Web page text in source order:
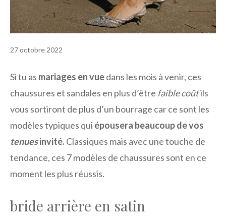
27 octobre 2022
Si tu as mariages en vuedans les mois à venir, ces
chaussures et sandales en plus d’être faible coûtils
vous sortiront de plus d’un bourrage car ce sont les
modèles typiques qui épousera beaucoup de vos
tenuesinvité.Classiques mais avec une touche de
tendance, ces 7 modèles de chaussures sont en ce
moment les plus réussis.
bride arrière en satin